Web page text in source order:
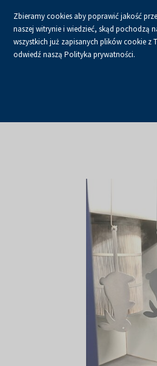
Zbieramy cookies aby poprawić jakość
naszej witrynie i wiedzieć, skąd pochodzą
wszystkich już zapisanych plików cookie z
odwiedź naszą Polityka prywatności.